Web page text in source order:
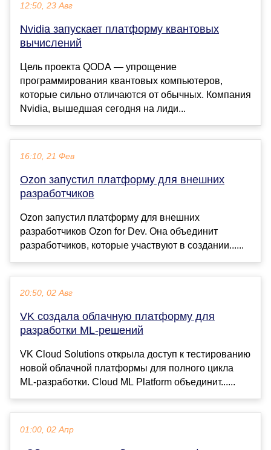
12:50, 23 Авг
Nvidia запускает платформу квантовых
вычислений
Цель проекта QODA — упрощение
программирования квантовых компьютеров,
которые сильно отличаются от обычных. Компания
Nvidia, вышедшая сегодня на лиди...
16:10, 21 Фев
Ozon запустил платформу для внешних
разработчиков
Ozon запустил платформу для внешних
разработчиков Ozon for Dev. Она объединит
разработчиков, которые участвуют в создании......
20:50, 02 Авг
VK создала облачную платформу для
разработки ML-решений
VK Cloud Solutions открыла доступ к тестированию
новой облачной платформы для полного цикла
ML-разработки. Cloud ML Platform объединит......
01:00, 02 Апр